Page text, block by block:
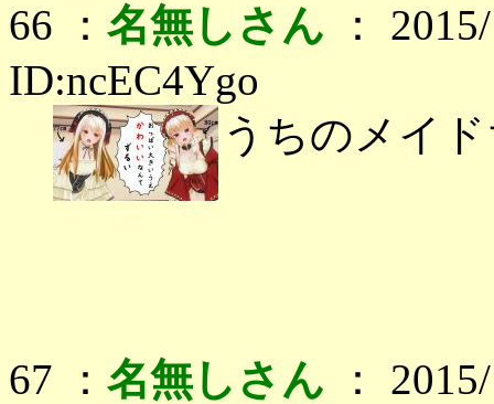
66 ： 名無しさん ：
ID:ncEC4Ygo
うちのメイ
67 ： 名無しさん ：